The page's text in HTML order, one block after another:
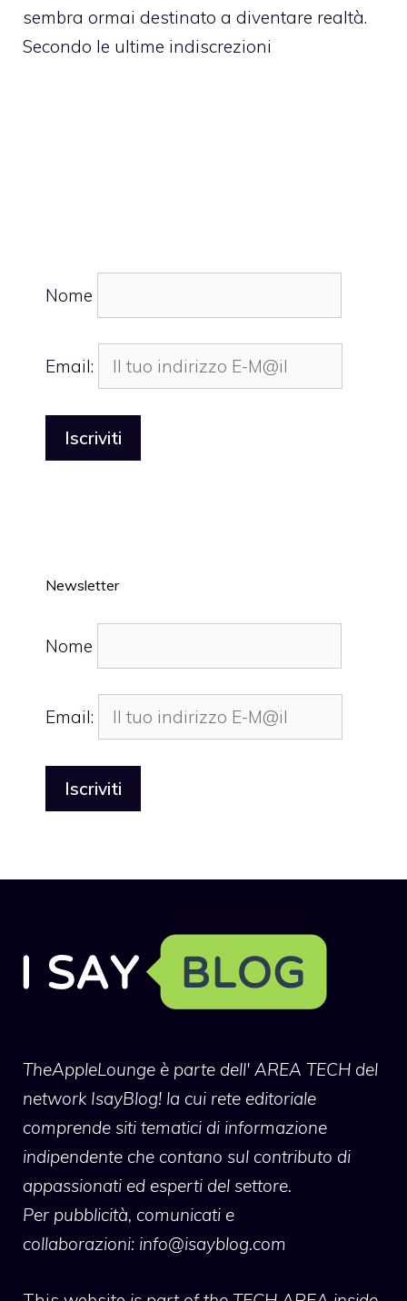
sembra ormai destinato a diventare realtà.
Secondo le ultime indiscrezioni
Nome
Email:
Newsletter
Nome
Email:
TheAppleLounge è parte dell' AREA TECH del
network IsayBlog! la cui rete editoriale
comprende siti tematici di informazione
indipendente che contano sul contributo di
appassionati ed esperti del settore.
Per pubblicità, comunicati e
collaborazioni: info@isayblog.com